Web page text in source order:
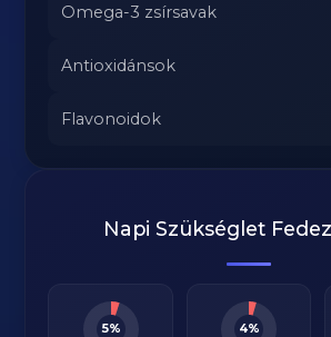
Omega-3 zsírsavak
Antioxidánsok
Flavonoidok
Napi Szükséglet
5% 4%